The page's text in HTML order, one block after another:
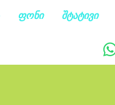
ფონი შტატივი